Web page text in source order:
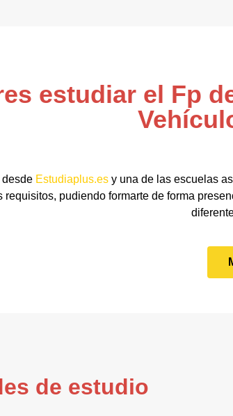
estudiar el Fp
desde Estudiaplus.esy una de las escuelas
requisitos, pudiendo formarte de forma
de estudio